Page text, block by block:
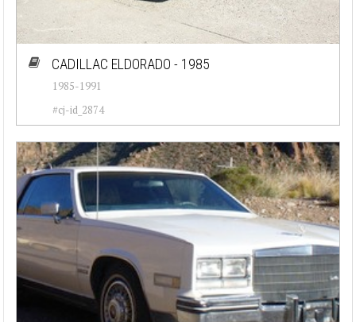
CADILLAC ELDORADO - 1985
1985-1991
#cj-id_2874